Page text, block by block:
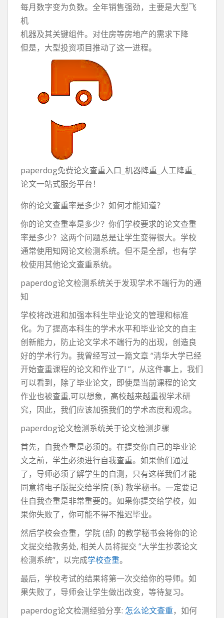
每月数字变为负数。全年销售强劲，主要是大型飞
机
机器及其关键组件。对住房等房地产的需求下降
但是，大型投资项目推动了这一进程。
paperdog免费论文查重入口_机器降重_人工降重_
论文一站式服务平台！
你的论文查重率是多少？如何才能知道？
你的论文查重率是多少？你们学校要求的论文查重
率是多少？这两个问题总是让学生变得很大。学校
通常使用知网论文检测系统。但不是全部，也有学
校使用其他论文查重系统。
paperdog论文检测系统关于发现学术不端行为的通
知
学校将改进和加强本科生毕业论文的管理和标准
化。为了提高本科生的学术水平和毕业论文的自主
创新能力，防止论文学术不端行为的出现，创造良
好的学术行为。我曾经写过一篇文章 “清华大学已经
开始查重课程的论文和作业了! “，从这件事上，我们
可以看到，除了毕业论文，即使是当前课程的论文
作业也被查重,可以想象，高校越来越重视学术研
究，因此，我们应该加强我们的学术态度和观念。
paperdog论文检测系统关于论文检测步骤
首先，自我查重是必须的。在提交你自己的毕业论
文之前，学生必须进行自我查重。如果他们通过
了，导师必须了解学生的自测，只有这样我们才能
同意将电子版提交给学院 (系) 教学秘书。一定要记
住自我查重是非常重要的。如果你提交给学校，如
果你失败了，你可能不得不推迟毕业。
然后学校会查重，学院 (部) 的教学秘书会将你的论
文提交给教务处, 相关人员将提交 “大学生抄袭论文
检测系统”，以完成学校查重。
最后，学校考试的结果将第一次交给你的导师。如
果失败了，导师会让学生做出改变，等待复习。
paperdog论文检测经验分享: 怎么论文查重，如何